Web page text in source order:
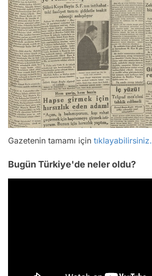
Gazetenin tamamı için tıklayabilirsiniz.
Bugün Türkiye'de neler oldu?